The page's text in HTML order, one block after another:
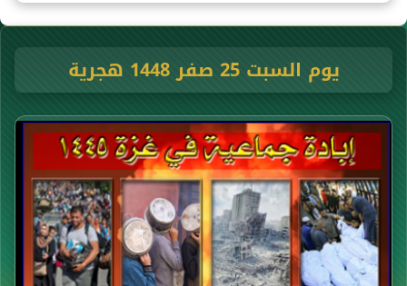
يوم السبت 25 صفر 1448 هجرية